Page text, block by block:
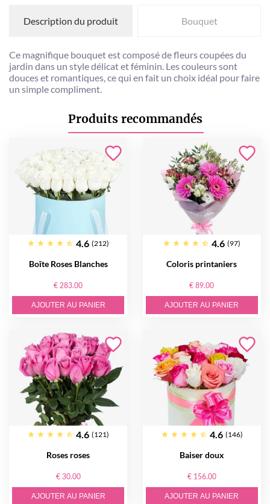
Description du produit Bouquet
Ce magnifique bouquet est composé de fleurs coupées du
jardin dans un style délicat et féminin. Les couleurs sont
douces et romantiques, ce qui en fait un choix idéal pour faire
un simple compliment.
Produits recommandés
4.6 (212)
Boîte Roses Blanches
€ 283.00
AJOUTER AU PANIER
4.6 (97)
Coloris printaniers
€ 89.00
AJOUTER AU PANIER
4.6 (121)
Roses roses
€ 30.00
AJOUTER AU PANIER
4.6 (146)
Baiser doux
€ 156.00
AJOUTER AU PANIER